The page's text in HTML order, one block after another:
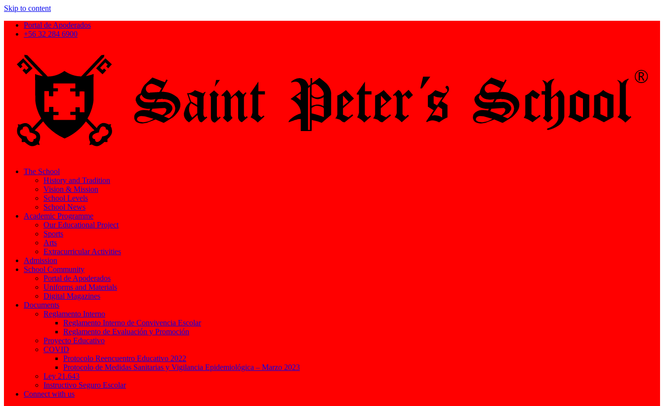
Skip to content
Portal de Apoderados
+56 32 284 6900
The School
History and Tradition
Vision & Mission
School Levels
School News
Academic Programme
Our Educational Project
Sports
Arts
Extracurricular Activities
Admission
School Community
Portal de Apoderados
Uniforms and Materials
Digital Magazines
Documents
Reglamento Interno
Reglamento Interno de Convivencia Escolar
Reglamento de Evaluación y Promoción
Proyecto Educativo
COVID
Protocolo Reencuentro Educativo 2022
Protocolo de Medidas Sanitarias y Vigilancia Epidemiológica – Marzo 2023
Ley 21.643
Instructivo Seguro Escolar
Connect with us